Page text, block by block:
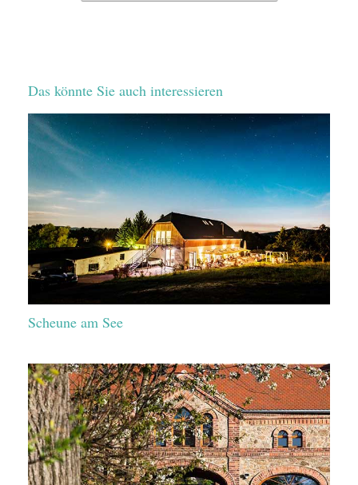
Das könnte Sie auch interessieren
Scheune am See